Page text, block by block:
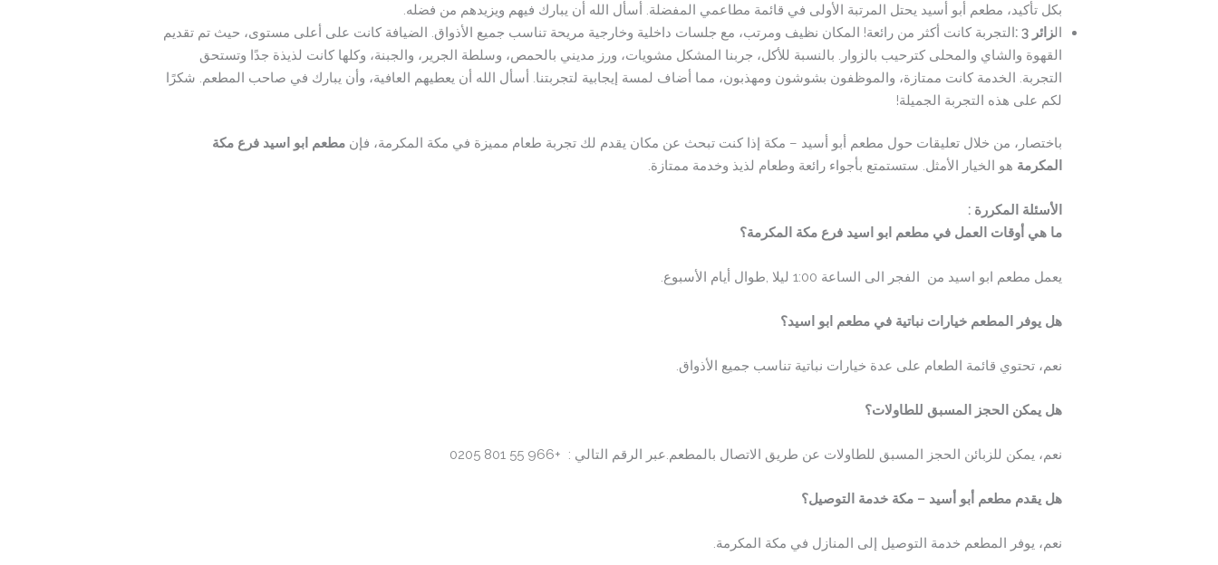
بكل تأكيد، مطعم أبو أسيد يحتل المرتبة الأولى في قائمة مطاعمي المفضلة. أسأل الله أن يبارك فيهم ويزيدهم من فضله.
الزائر 3 :
التجربة كانت أكثر من رائعة! المكان نظيف ومرتب، مع جلسات داخلية وخارجية مريحة تناسب جميع الأذواق. الضيافة كانت على أعلى مستوى، حيث تم تقديم
القهوة والشاي والمحلى كترحيب بالزوار. بالنسبة للأكل، جربنا المشكل مشويات، ورز مديني بالحمص، وسلطة الجرير، والجبنة، وكلها كانت لذيذة جدًا وتستحق
التجربة. الخدمة كانت ممتازة، والموظفون بشوشون ومهذبون، مما أضاف لمسة إيجابية لتجربتنا. أسأل الله أن يعطيهم العافية، وأن يبارك في صاحب المطعم. شكرًا
لكم على هذه التجربة الجميلة!
باختصار، من خلال تعليقات حول مطعم أبو أسيد – مكة إذا كنت تبحث عن مكان يقدم لك تجربة طعام مميزة في مكة المكرمة، فإنمطعم ابو اسيد فرع مكة
المكرمة هو الخيار الأمثل. ستستمتع بأجواء رائعة وطعام لذيذ وخدمة ممتازة.
الأسئلة المكررة :
ما هي أوقات العمل في مطعم ابو اسيد فرع مكة المكرمة؟
يعمل مطعم ابو اسيد من الفجر الى الساعة 1:00 ليلا ,طوال أيام الأسبوع.
هل يوفر المطعم خيارات نباتية في مطعم ابو اسيد؟
نعم، تحتوي قائمة الطعام على عدة خيارات نباتية تناسب جميع الأذواق.
هل يمكن الحجز المسبق للطاولات؟
نعم، يمكن للزبائن الحجز المسبق للطاولات عن طريق الاتصال بالمطعم.عبر الرقم التالي : +966 55 801 0205
هل يقدم مطعم أبو أسيد – مكة خدمة التوصيل؟
نعم، يوفر المطعم خدمة التوصيل إلى المنازل في مكة المكرمة.